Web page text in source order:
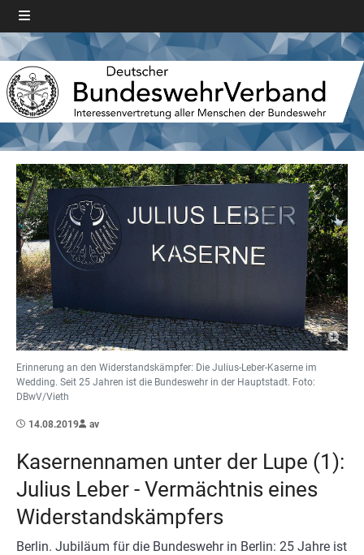
Erinnerung an den Widerstandskämpfer: Die Julius-Leber-Kaserne im
Wedding. Seit 25 Jahren ist die Bundeswehr in der Hauptstadt. Foto:
DBwV/Vieth
14.08.2019 av
Kasernennamen unter der Lupe (1):
Julius Leber - Vermächtnis eines
Widerstandskämpfers
Berlin. Jubiläum für die Bundeswehr in Berlin: 25 Jahre ist